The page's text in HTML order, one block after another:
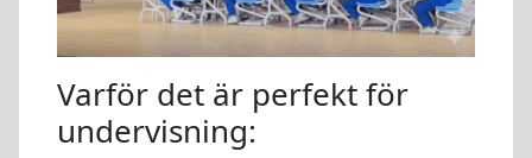
Varför det är perfekt för
undervisning: